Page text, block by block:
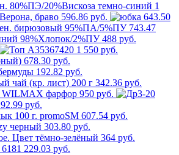
1
596.86 руб.
643.50
743.47
488 руб.
1 550 руб.
678.30 руб.
192.82 руб.
342.36 руб.
950 руб.
92.99 руб.
607.54 руб.
303.80 руб.
364 руб.
229.03 руб.